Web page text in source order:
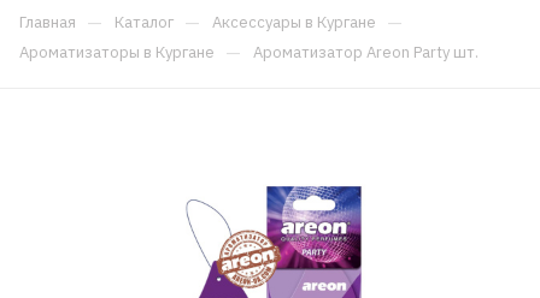
Главная — Каталог — Аксессуары в Кургане —
Ароматизаторы в Кургане — Ароматизатор Areon Party шт.